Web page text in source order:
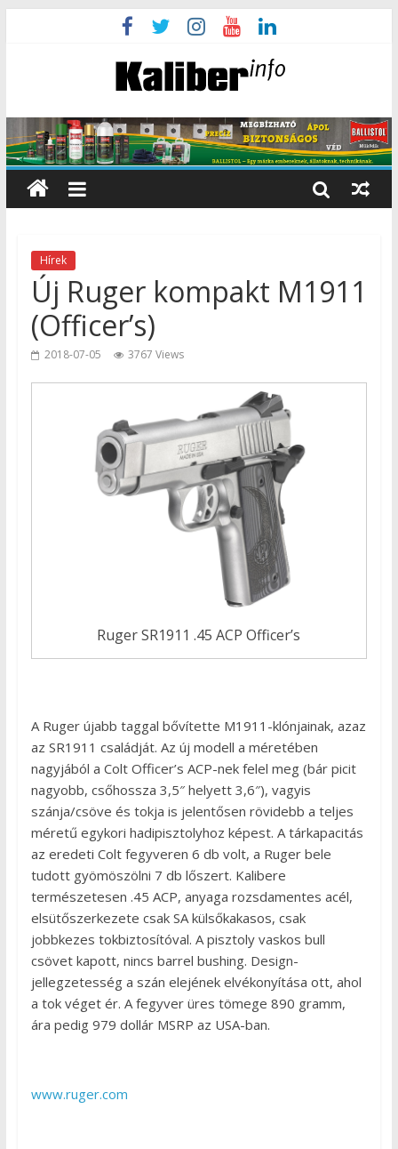
Hírek
Új Ruger kompakt M1911
(Officer’s)
2018-07-05 3767 Views
Ruger SR1911 .45 ACP Officer’s
A Ruger újabb taggal bővítette M1911-klónjainak, azaz
az SR1911 családját. Az új modell a méretében
nagyjából a Colt Officer’s ACP-nek felel meg (bár picit
nagyobb, csőhossza 3,5″ helyett 3,6″), vagyis
szánja/csöve és tokja is jelentősen rövidebb a teljes
méretű egykori hadipisztolyhoz képest. A tárkapacitás
az eredeti Colt fegyveren 6 db volt, a Ruger bele
tudott gyömöszölni 7 db lőszert. Kalibere
természetesen .45 ACP, anyaga rozsdamentes acél,
elsütőszerkezete csak SA külsőkakasos, csak
jobbkezes tokbiztosítóval. A pisztoly vaskos bull
csövet kapott, nincs barrel bushing. Design-
jellegzetesség a szán elejének elvékonyítása ott, ahol
a tok véget ér. A fegyver üres tömege 890 gramm,
ára pedig 979 dollár MSRP az USA-ban.
www.ruger.com